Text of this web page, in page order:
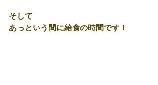
そして
あっという間に給食の時間です！